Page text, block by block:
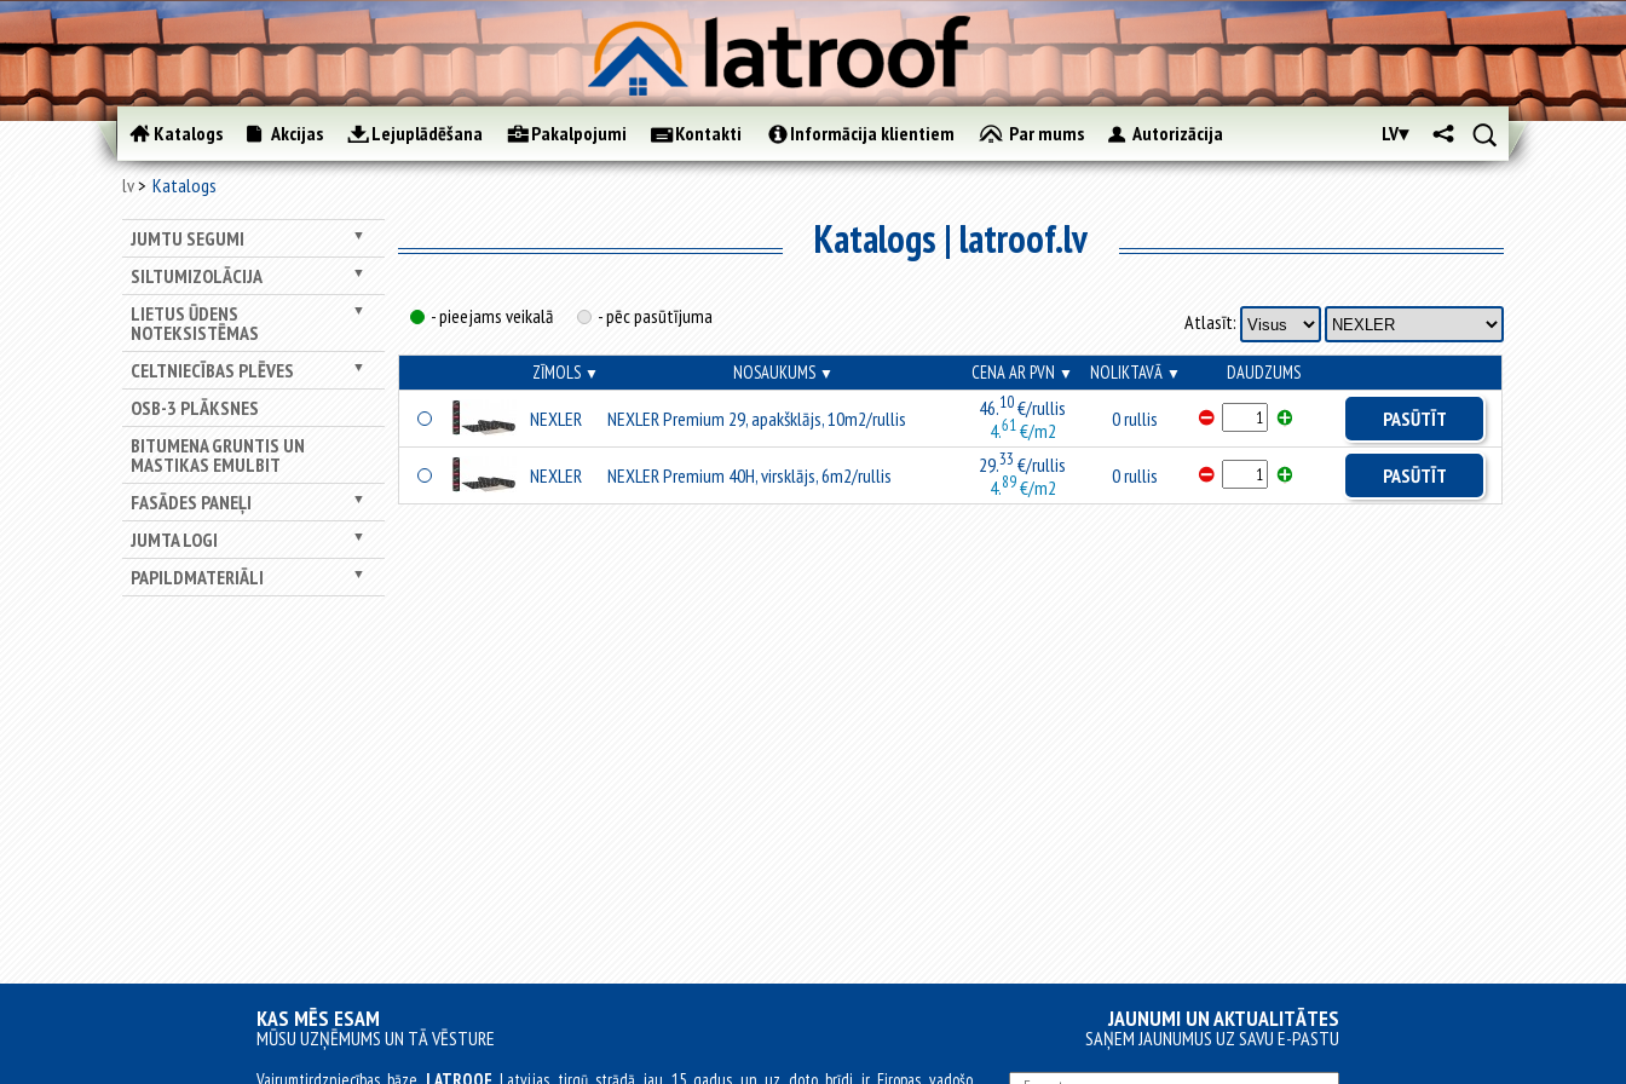
Katalogs Akcijas Lejuplādēšana Pakalpojumi Kontakti Informācija klientiem Par mums Autorizācija LV▾
lv Katalogs
▼
JUMTU SEGUMI
▼
SILTUMIZOLĀCIJA
▼
LIETUS ŪDENS
NOTEKSISTĒMAS
▼
CELTNIECĪBAS PLĒVES
OSB-3 PLĀKSNES
BITUMENA GRUNTIS UN
MASTIKAS EMULBIT
▼
FASĀDES PANEĻI
▼
JUMTA LOGI
▼
PAPILDMATERIĀLI
Katalogs | latroof.lv
- pieejams veikalā - pēc pasūtījuma Atlasīt:
ZĪMOLS ▼ NOSAUKUMS ▼ CENA AR PVN ▼ NOLIKTAVĀ ▼ DAUDZUMS
NEXLER NEXLER Premium 29, apakšklājs, 10m2/rullis 46.10€/rullis
4.61€/m2
0 rullis PASŪTĪT
NEXLER NEXLER Premium 40H, virsklājs, 6m2/rullis 29.33 €/rullis
4.89€/m2
0 rullis PASŪTĪT
KAS MĒS ESAM
MŪSU UZŅĒMUMS UN TĀ VĒSTURE
JAUNUMI UN AKTUALITĀTES
SAŅEM JAUNUMUS UZ SAVU E-PASTU